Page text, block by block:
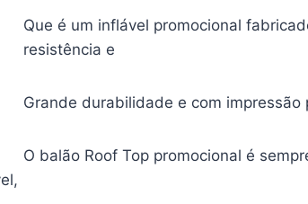
Que é um inflável promocional
resistência e
Grande durabilidade e com
O balão Roof Top promocional é